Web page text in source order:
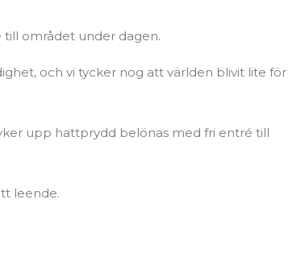
området under dagen.
och vi tycker nog att världen blivit lite för
upp hattprydd belönas med fri entré till
leende.